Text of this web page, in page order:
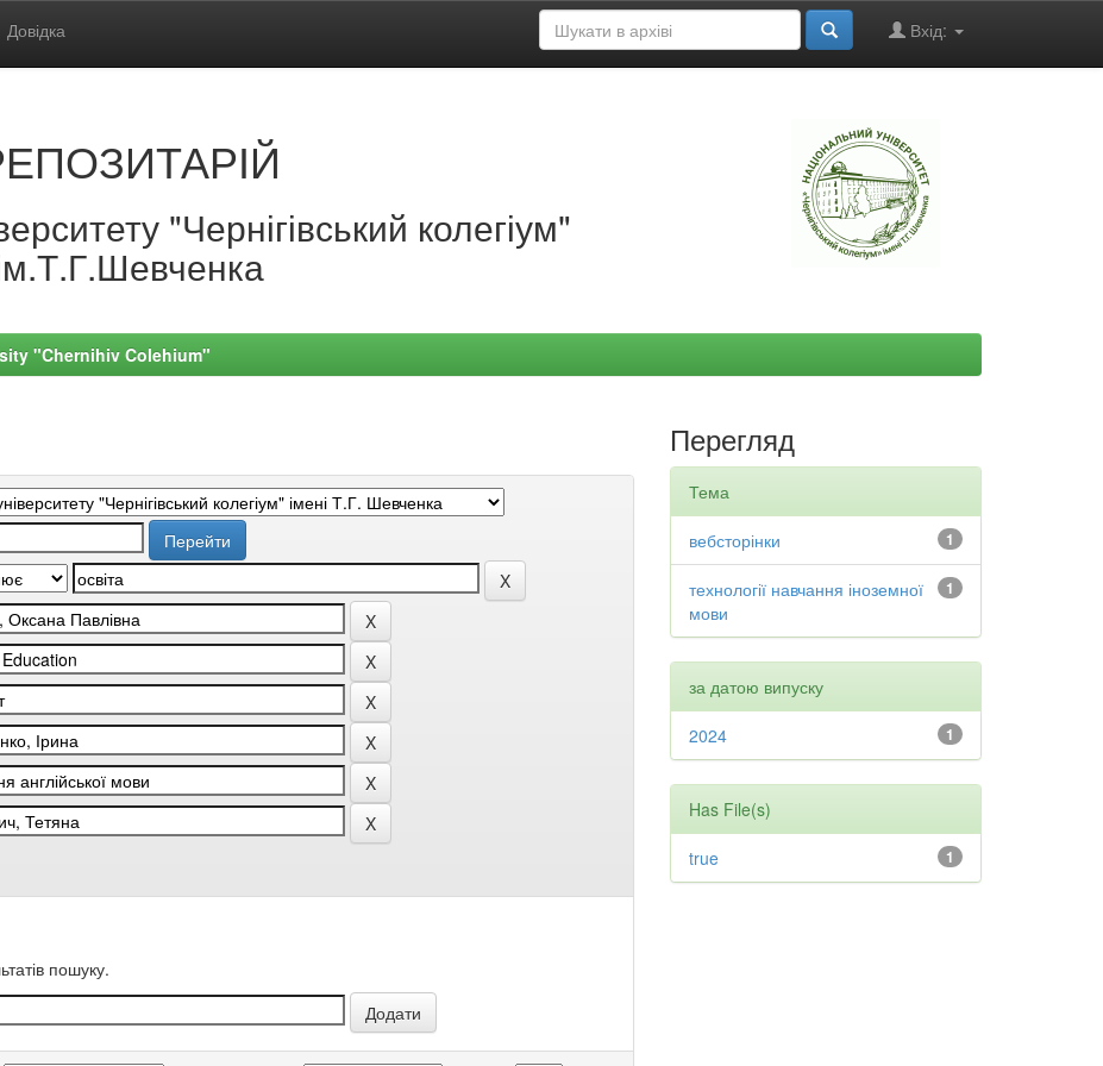
Довідка Вхід:
"Чернігівський колегіум"
"Chernihiv Colehium"
пошуку.
Перегляд
Тема
1
вебсторінки
1
технології навчання іноземної
мови
за датою випуску
1
2024
Has File(s)
1
true